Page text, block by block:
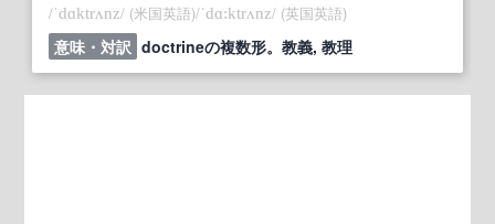
/ˈdɑktrʌnz/ (米国英語)/ˈdɑ:ktrʌnz/ (英国英語)
意味・対訳 doctrineの複数形。教義, 教理